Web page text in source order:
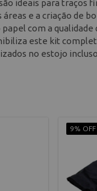
ideais para traços
e a criação de
com a
este kit
no estojo
9% OFF